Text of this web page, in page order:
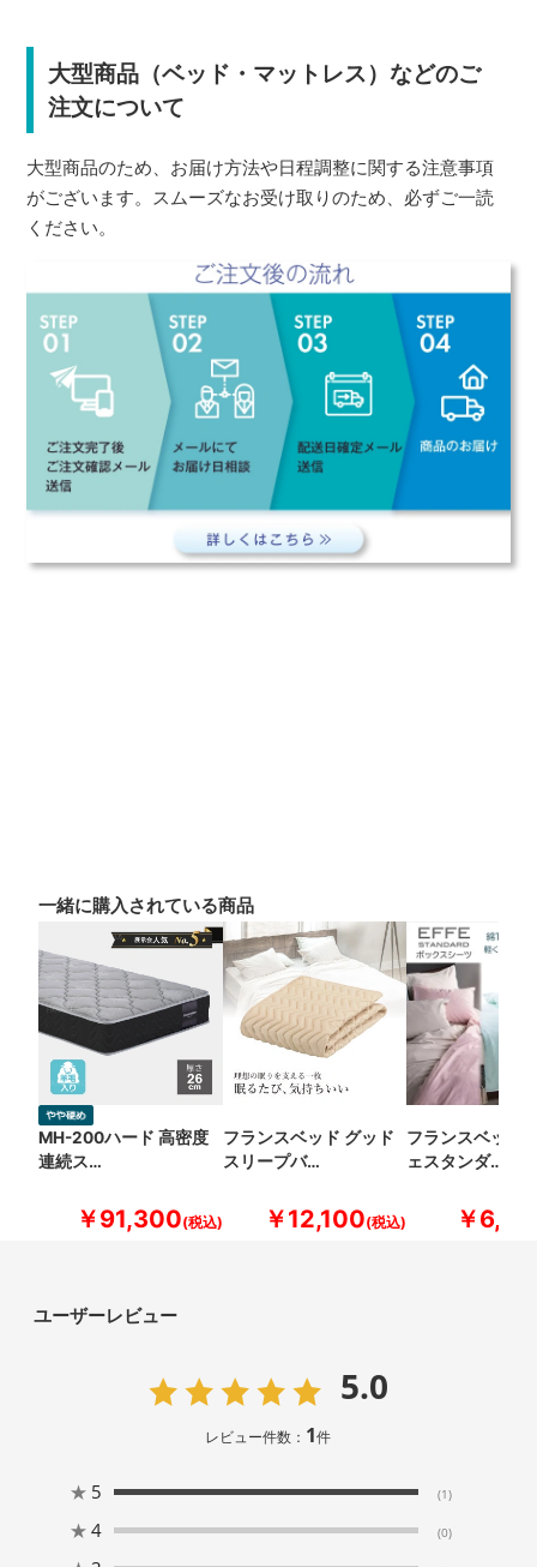
大型商品（ベッド・マットレス）などのご
注文について
大型商品のため、お届け方法や日程調整に関する注意事項
がございます。スムーズなお受け取りのため、必ずご一読
ください。
一緒に購入されている商品
MH-200ハード 高密度
連続ス…
￥91,300
フランスベッド グッド
スリープバ…
￥12,100
フランスベッド
ェスタンダ…
￥
ユーザーレビュー
5.0
レビュー件数： 1件
★ 5 (1)
★ 4 (0)